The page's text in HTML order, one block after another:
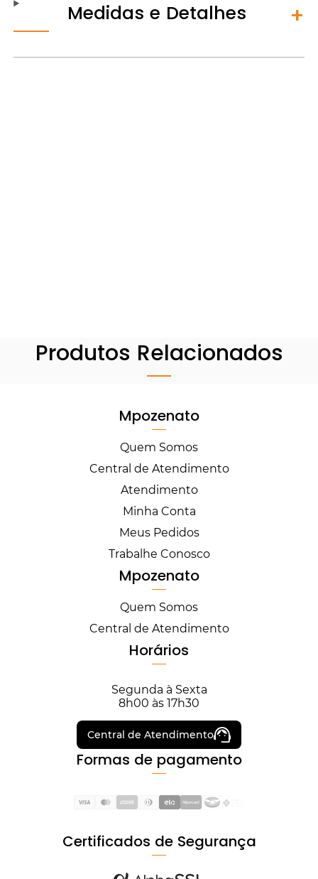
Medidas e Detalhes
Produtos Relacionados
Mpozenato
Quem Somos
Central de Atendimento
Atendimento
Minha Conta
Meus Pedidos
Trabalhe Conosco
Mpozenato
Quem Somos
Central de Atendimento
Horários
Segunda à Sexta
8h00 às 17h30
Central de Atendimento
Formas de pagamento
Certificados de Segurança